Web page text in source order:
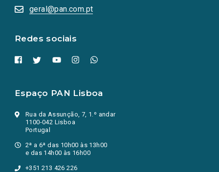
geral@pan.com.pt
Redes sociais
numa
nova
Espaço PAN Lisboa
Rua da Assunção, 7, 1.º andar
1100-042 Lisboa
Portugal
2ª a 6ª das 10h00 às 13h00
e das 14h00 às 16h00
+351 213 426 226